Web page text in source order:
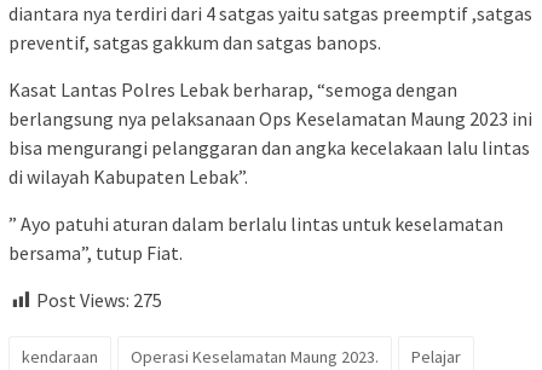
diantara nya terdiri dari 4 satgas yaitu satgas preemptif ,satgas
preventif, satgas gakkum dan satgas banops.
Kasat Lantas Polres Lebak berharap, “semoga dengan
berlangsung nya pelaksanaan Ops Keselamatan Maung 2023 ini
bisa mengurangi pelanggaran dan angka kecelakaan lalu lintas
di wilayah Kabupaten Lebak”.
” Ayo patuhi aturan dalam berlalu lintas untuk keselamatan
bersama”, tutup Fiat.
Post Views: 275
kendaraan Operasi Keselamatan Maung 2023.
Pelajar